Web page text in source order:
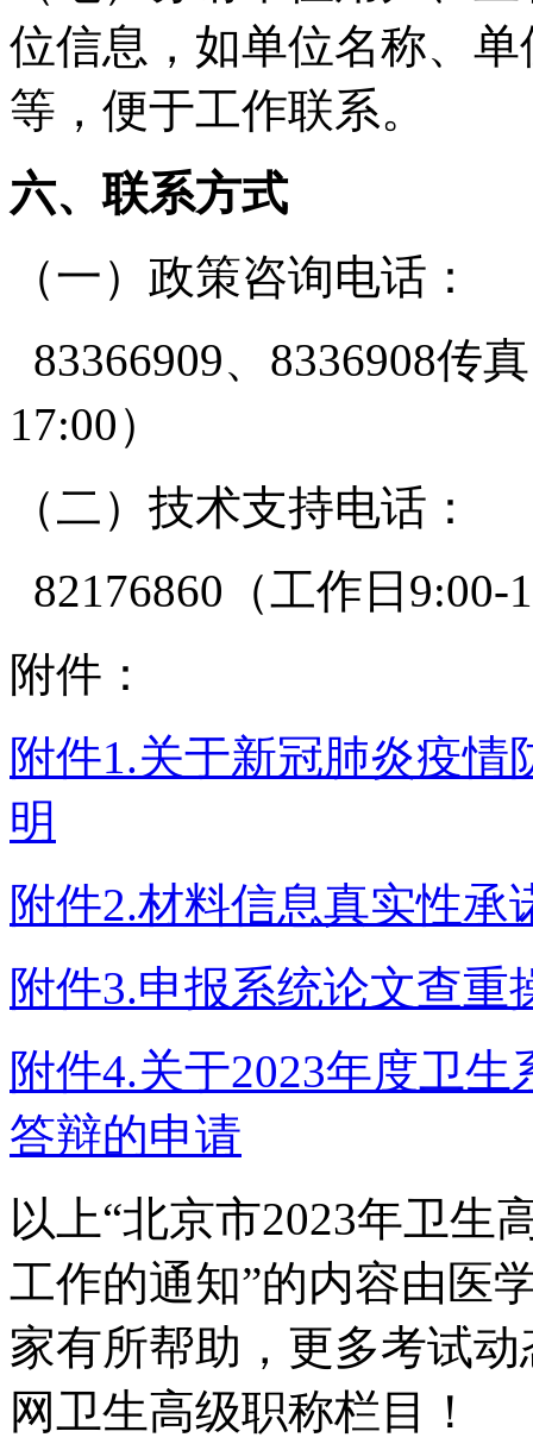
位信息，如单位名称、
等，便于工作联系。
六、联系方式
（一）政策咨询电话：
83366909、8336908传
17:00）
（二）技术支持电话：
82176860（工作日9:00-
附件：
附件1.关于新冠肺炎疫
明
附件2.材料信息真实性承
附件3.申报系统论文查重
附件4.关于2023年度卫
答辩的申请
以上“北京市2023年卫生
工作的通知”的内容由医
家有所帮助，更多考试
网卫生高级职称栏目！